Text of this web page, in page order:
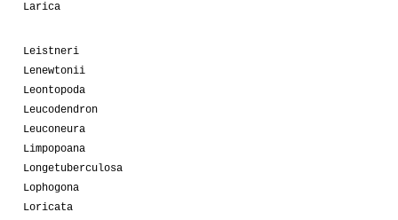
Larica
Leistneri
Lenewtonii
Leontopoda
Leucodendron
Leuconeura
Limpopoana
Longetuberculosa
Lophogona
Loricata